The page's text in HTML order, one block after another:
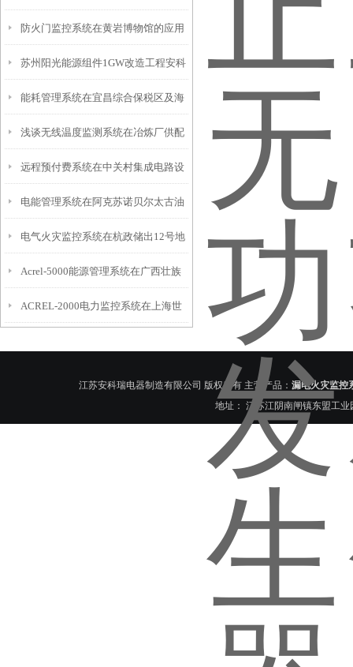
药业有限公司的应用
防火门监控系统在黄岩博物馆的应用
苏州阳光能源组件1GW改造工程安科
瑞电能管理系统的设计和应用
能耗管理系统在宜昌综合保税区及海
关监管大楼的应用
浅谈无线温度监测系统在冶炼厂供配
电的应用
远程预付费系统在中关村集成电路设
计园项目的设计与应用
电能管理系统在阿克苏诺贝尔太古油
漆（上海）有限公司的应用
电气火灾监控系统在杭政储出12号地
块商业（支付宝大楼）的应用
Acrel-5000能源管理系统在广西壮族
自治区交通运输厅项目的案例
ACREL-2000电力监控系统在上海世
江苏安科瑞电器制造有限公司 版权所有 主营产品： 漏电火灾监控
地址： 江苏江阴南闸镇东盟工业